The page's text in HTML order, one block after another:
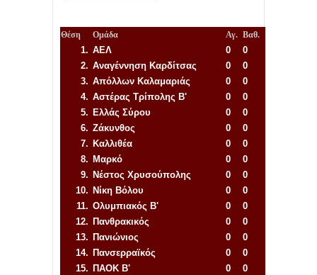
Θέση Ομάδα Αγ. Βαθ.
1. ΑΕΛ 0
0
2. Αναγέννηση Καρδίτσας 0
0
3. Απόλλων Καλαμαριάς 0
0
4. Αστέρας Τρίπολης Β' 0
0
5. Ελλάς Σύρου 0
0
6. Ζάκυνθος 0
0
7. Καλλιθέα 0
0
8. Μαρκό 0
0
9. Νέστος Χρυσούπολης 0
0
10. Νίκη Βόλου 0
0
11. Ολυμπιακός Β' 0
0
12. Πανθρακικός 0
0
13. Πανιώνιος 0
0
14. Πανσερραϊκός 0
0
15. ΠΑΟΚ Β' 0
0